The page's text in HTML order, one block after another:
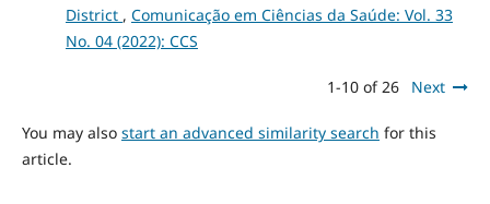
District , Comunicação em Ciências da Saúde: Vol. 33
No. 04 (2022): CCS
1-10 of 26 Next
You may also start an advanced similarity search for this
article.